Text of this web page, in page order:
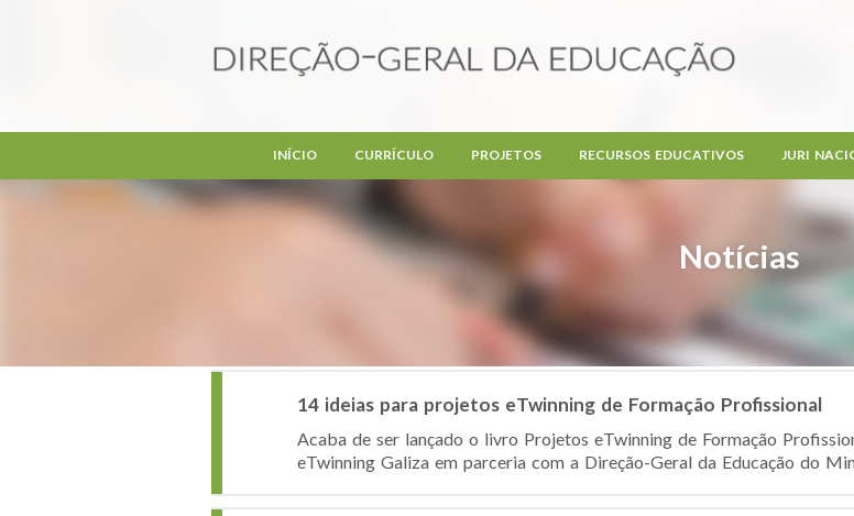
Notícias
INÍCIO CURRÍCULO PROJETOS RECURSOS EDUCATIVOS JURI
14 ideias para projetos eTwinning de Formação Profissional
Acaba de ser lançado o livro Projetos eTwinning de Formação
eTwinning Galiza em parceria com a Direção-Geral da Educação do